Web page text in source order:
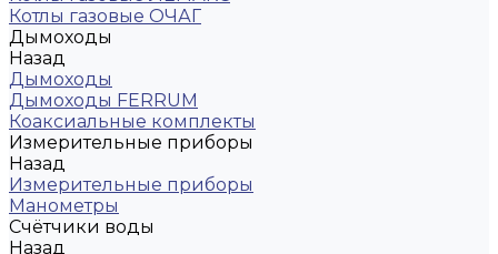
Котлы газовые ОЧАГ
Дымоходы
Назад
Дымоходы
Дымоходы FERRUM
Коаксиальные комплекты
Измерительные приборы
Назад
Измерительные приборы
Манометры
Счётчики воды
Назад